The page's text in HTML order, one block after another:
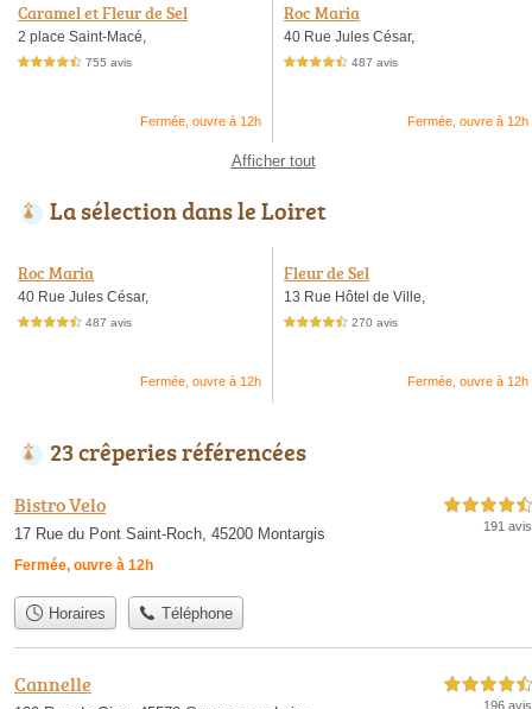
Caramel et Fleur de Sel
2 place Saint-Macé,
4,5 étoiles sur 5 755 avis
Fermée, ouvre à 12h
Roc Maria
40 Rue Jules César,
4,5 étoiles sur 5 487 avis
Fermée, ouvre à 12h
Afficher tout
La sélection dans le Loiret
Roc Maria
40 Rue Jules César,
4,5 étoiles sur 5 487 avis
Fermée, ouvre à 12h
Fleur de Sel
13 Rue Hôtel de Ville,
4,5 étoiles sur 5 270 avis
Fermée, ouvre à 12h
23 crêperies référencées
Bistro Velo
17 Rue du Pont Saint-Roch, 45200 Montargis
Fermée, ouvre à 12h
4,5 étoiles sur 5
191 avis
Horaires Téléphone
Cannelle 4,5 étoiles sur 5
196 avis